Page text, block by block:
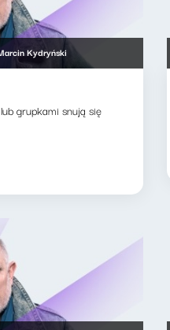
Kydryński
grupkami snują się